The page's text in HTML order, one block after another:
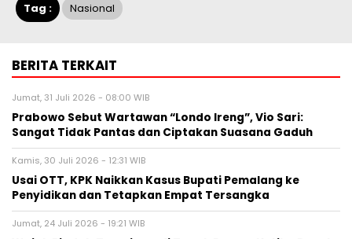
Tag : Nasional
BERITA TERKAIT
Jumat, 31 Juli 2026 - 08:00 WIB
Prabowo Sebut Wartawan “Londo Ireng”, Vio Sari:
Sangat Tidak Pantas dan Ciptakan Suasana Gaduh
Kamis, 30 Juli 2026 - 12:31 WIB
Usai OTT, KPK Naikkan Kasus Bupati Pemalang ke
Penyidikan dan Tetapkan Empat Tersangka
Jumat, 24 Juli 2026 - 19:21 WIB